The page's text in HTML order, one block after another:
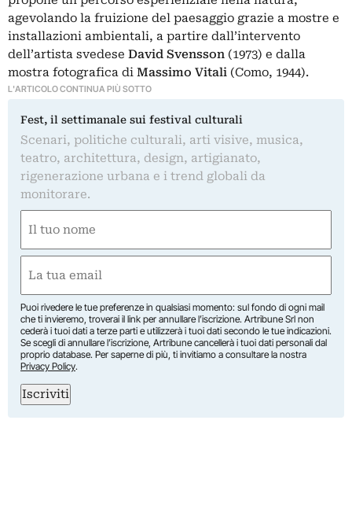
agevolando la fruizione del paesaggio grazie a mostre e
installazioni ambientali, a partire dall’intervento
dell’artista svedese David Svensson (1973) e dalla
mostra fotografica di Massimo Vitali (Como, 1944).
L'ARTICOLO CONTINUA PIÙ SOTTO
Fest, il settimanale sui festival culturali
Scenari, politiche culturali, arti visive, musica,
teatro, architettura, design, artigianato,
rigenerazione urbana e i trend globali da
monitorare.
(Required)
(Required)
Puoi rivedere le tue preferenze in qualsiasi momento: sul fondo di ogni mail
che ti invieremo, troverai il link per annullare l’iscrizione. Artribune Srl non
cederà i tuoi dati a terze parti e utilizzerà i tuoi dati secondo le tue indicazioni.
Se scegli di annullare l’iscrizione, Artribune cancellerà i tuoi dati personali dal
proprio database. Per saperne di più, ti invitiamo a consultare la nostra
Privacy Policy.
Iscriviti